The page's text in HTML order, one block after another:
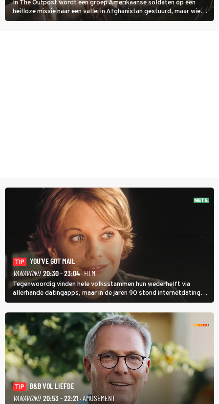
In The Outpost wordt een groep Amerikaanse soldaten op een
heilloze missie naar een vallei in Afghanistan gestuurd, maar wie
overleeft daar een aanval?
TIP
YOU'VE GOT MAIL
VANAVOND 20:30 - 23:04· FILM
Tegenwoordig vinden hele volksstammen hun wederhelft via
allerhande datingapps, maar in de jaren 90 stond internetdating
nog in de kinderschoenen. In de film You've Got Mail zie je dat
terug.
TIP
B&B VOL LIEFDE
VANAVOND 20:53 - 22:21· AMUSEMENT